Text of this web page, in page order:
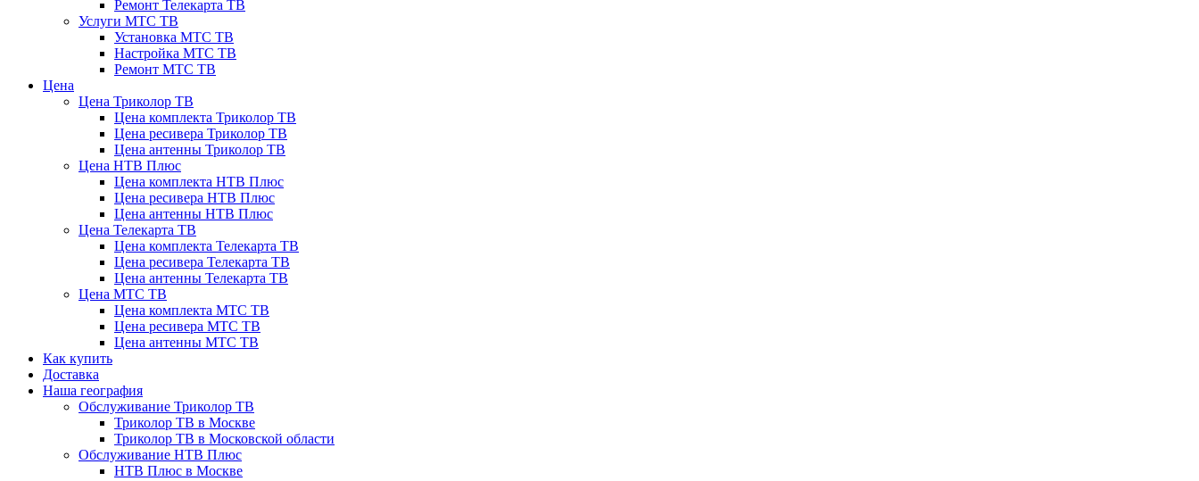
Ремонт Телекарта ТВ
Услуги МТС ТВ
Установка МТС ТВ
Настройка МТС ТВ
Ремонт МТС ТВ
Цена
Цена Триколор ТВ
Цена комплекта Триколор ТВ
Цена ресивера Триколор ТВ
Цена антенны Триколор ТВ
Цена НТВ Плюс
Цена комплекта НТВ Плюс
Цена ресивера НТВ Плюс
Цена антенны НТВ Плюс
Цена Телекарта ТВ
Цена комплекта Телекарта ТВ
Цена ресивера Телекарта ТВ
Цена антенны Телекарта ТВ
Цена МТС ТВ
Цена комплекта МТС ТВ
Цена ресивера МТС ТВ
Цена антенны МТС ТВ
Как купить
Доставка
Наша география
Обслуживание Триколор ТВ
Триколор ТВ в Москве
Триколор ТВ в Московской области
Обслуживание НТВ Плюс
НТВ Плюс в Москве